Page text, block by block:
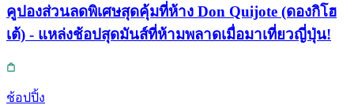
คูปองส่วนลดพิเศษสุดคุ้มที่ห้าง Don Quijote (ดองกิโฮ
เต้) - แหล่งช้อปสุดมันส์ที่ห้ามพลาดเมื่อมาเที่ยวญี่ปุ่น!
ช้อปปิ้ง